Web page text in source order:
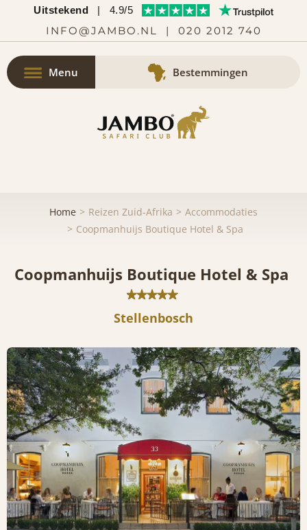
Uitstekend | 4.9/5
INFO@JAMBO.NL | 020 2012 740
Menu Bestemmingen
Home Reizen Zuid-Afrika
Accommodaties
Coopmanhuijs Boutique Hotel & Spa
Coopmanhuijs Boutique Hotel & Spa
Stellenbosch